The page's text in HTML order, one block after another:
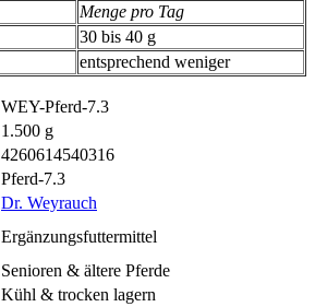
Menge pro Tag
30 bis 40 g
entsprechend weniger
WEY-Pferd-7.3
1.500 g
4260614540316
Pferd-7.3
Dr. Weyrauch
Ergänzungsfuttermittel
Senioren & ältere Pferde
Kühl & trocken lagern